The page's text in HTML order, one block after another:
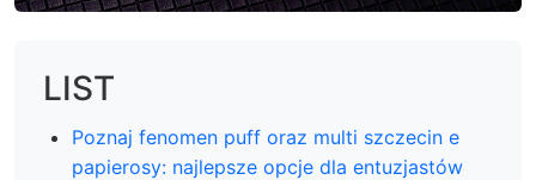
LIST
Poznaj fenomen puff oraz multi szczecin e
papierosy: najlepsze opcje dla entuzjastów